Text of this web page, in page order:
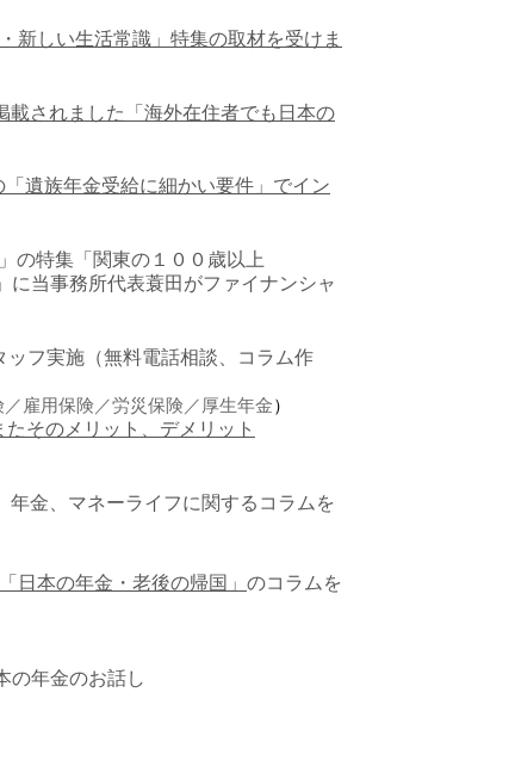
新しい生活常識」特集の取材を受けま
載されました「海外在住者でも日本の
遺族年金受給に細かい要件」でイン
の特集「関東の１００歳以上
に当事務所代表蓑田がファイナンシャ
フ実施（無料電話相談、コラム作
雇用保険／労災保険／厚生年金）
そのメリット、デメリット
」年金、マネーライフに関するコラムを
日本の年金・老後の帰国」 のコラムを
年金のお話し